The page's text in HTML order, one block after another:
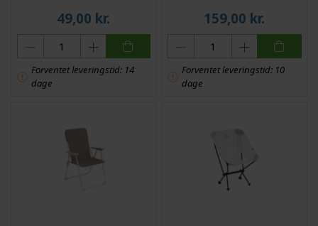
49,00 kr.
Forventet leveringstid: 14
dage
159,00 kr.
Forventet leveringstid: 10
dage